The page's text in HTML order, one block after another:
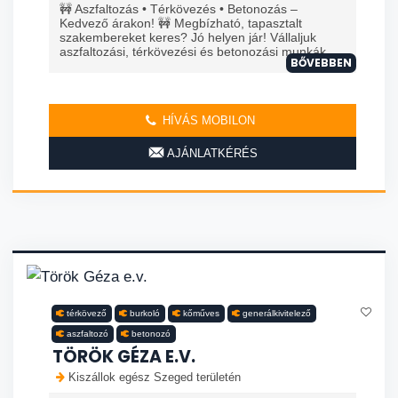
🚧 Aszfaltozás • Térkövezés • Betonozás –
Kedvező árakon! 🚧 Megbízható, tapasztalt
szakembereket keres? Jó helyen jár! Vállaljuk
aszfaltozási, térkövezési és betonozási munkák...
BŐVEBBEN
HÍVÁS MOBILON
AJÁNLATKÉRÉS
térkövező burkoló kőműves generálkivitelező
aszfaltozó betonozó
TÖRÖK GÉZA E.V.
Kiszállok egész Szeged területén